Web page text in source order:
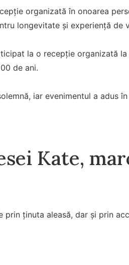
organizată în onoarea
longevitate și experiență de
la o recepție organizată
de ani.
iar evenimentul a adus
Kate,
prin ținuta aleasă, dar și prin